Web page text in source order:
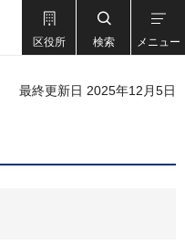
区役所 検索 メニュー
最終更新日 2025年12月5日